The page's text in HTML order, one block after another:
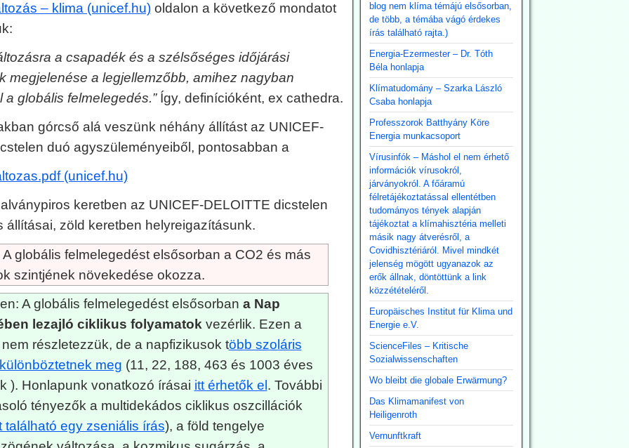
– klima (unicef.hu)oldalon a következő mondatot
a csapadék és a szélsőséges időjárási
megjelenése a legjellemzőbb, amihez nagyban
a globális felmelegedés.”Így, definícióként, ex cathedra.
górcső alá veszünk néhány állítást az UNICEF-
duó agyszüleményeiből, pontosabban a
(unicef.hu)
keretben az UNICEF-DELOITTE dicstelen
állításai, zöld keretben helyreigazításunk.
A globális felmelegedést elsősorban a CO2 és más
szintjének növekedése okozza.
A globális felmelegedést elsősorban a Nap
lezajló ciklikus folyamatok vezérlik. Ezen a
nem részletezzük, de a napfizikusok több szoláris
meg (11, 22, 188, 463 és 1003 éves
). Honlapunk vonatkozó írásai itt érhetők el . További
tényezők a multidekádos ciklikus oszcillációk
található egy zseniális írás), a föld tengelye
blog nem klíma témájú elsősorban,
de több, a témába vágó érdekes
írás található rajta.)
Energia-Ezermester – Dr. Tóth
Béla honlapja
Klímatudomány – Szarka László
Csaba honlapja
Professzorok Batthyány Köre
Energia munkacsoport
Vírusinfók – Máshol el nem érhető
információk vírusokról,
járványokról. A főáramú
félretájékoztatással ellentétben
tudományos tények alapján
tájékoztat a klímahisztéria melleti
másik nagy átverésről, a
Covidhisztériáról. Mivel mindkét
jelenség mögött ugyanazok az
erők állnak, döntöttünk a link
közzétételéről.
Europäisches Institut für Klima und
Energie e.V.
ScienceFiles – Kritische
Sozialwissenschaften
Wo bleibt die globale Erwärmung?
Das Klimamanifest von
Heiligenroth
Vernunftkraft